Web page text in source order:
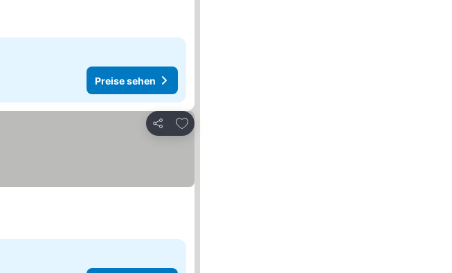
Preise sehen
Teilen
Zu Favoriten hinzufügen